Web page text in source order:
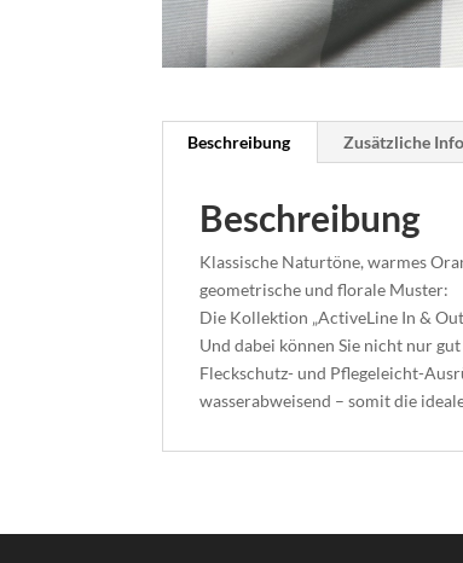
Beschreibung Zusätzliche
Beschreibung
Klassische Naturtöne, warmes
geometrische und florale Muster:
Die Kollektion „ActiveLine In &
Und dabei können Sie nicht nur
Fleckschutz- und Pflegeleicht-
wasserabweisend – somit die